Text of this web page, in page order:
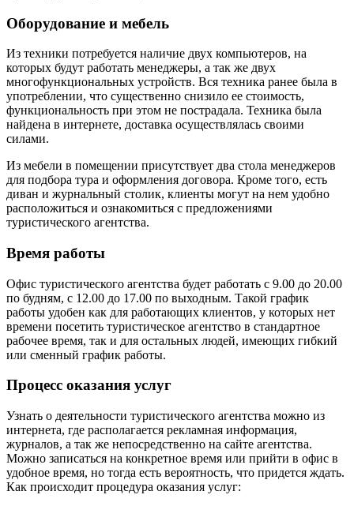
Оборудование и мебель
Из техники потребуется наличие двух компьютеров, на
которых будут работать менеджеры, а так же двух
многофункциональных устройств. Вся техника ранее была в
употреблении, что существенно снизило ее стоимость,
функциональность при этом не пострадала. Техника была
найдена в интернете, доставка осуществлялась своими
силами.
Из мебели в помещении присутствует два стола менеджеров
для подбора тура и оформления договора. Кроме того, есть
диван и журнальный столик, клиенты могут на нем удобно
расположиться и ознакомиться с предложениями
туристического агентства.
Время работы
Офис туристического агентства будет работать с 9.00 до 20.00
по будням, с 12.00 до 17.00 по выходным. Такой график
работы удобен как для работающих клиентов, у которых нет
времени посетить туристическое агентство в стандартное
рабочее время, так и для остальных людей, имеющих гибкий
или сменный график работы.
Процесс оказания услуг
Узнать о деятельности туристического агентства можно из
интернета, где располагается рекламная информация,
журналов, а так же непосредственно на сайте агентства.
Можно записаться на конкретное время или прийти в офис в
удобное время, но тогда есть вероятность, что придется ждать.
Как происходит процедура оказания услуг: